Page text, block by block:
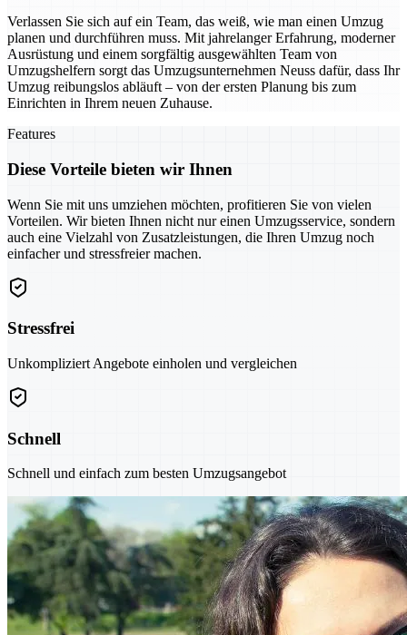
Verlassen Sie sich auf ein Team, das weiß, wie man einen Umzug
planen und durchführen muss. Mit jahrelanger Erfahrung, moderner
Ausrüstung und einem sorgfältig ausgewählten Team von
Umzugshelfern sorgt das Umzugsunternehmen Neuss dafür, dass Ihr
Umzug reibungslos abläuft – von der ersten Planung bis zum
Einrichten in Ihrem neuen Zuhause.
Features
Diese Vorteile bieten wir Ihnen
Wenn Sie mit uns umziehen möchten, profitieren Sie von vielen
Vorteilen. Wir bieten Ihnen nicht nur einen Umzugsservice, sondern
auch eine Vielzahl von Zusatzleistungen, die Ihren Umzug noch
einfacher und stressfreier machen.
Stressfrei
Unkompliziert Angebote einholen und vergleichen
Schnell
Schnell und einfach zum besten Umzugsangebot